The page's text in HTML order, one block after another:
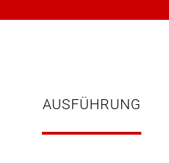
AUSFÜHRUNG